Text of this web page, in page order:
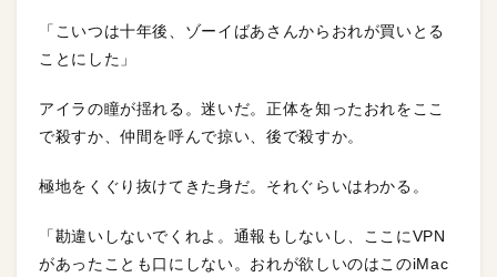
「こいつは十年後、ゾーイばあさんからおれが買いとる
ことにした」
アイラの瞳が揺れる。迷いだ。正体を知ったおれをここ
で殺すか、仲間を呼んで掠い、後で殺すか。
極地をくぐり抜けてきた身だ。それぐらいはわかる。
「勘違いしないでくれよ。通報もしないし、ここにVPN
があったことも口にしない。おれが欲しいのはこのiMac